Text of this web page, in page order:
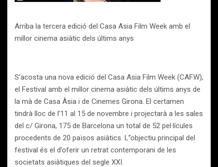
Arriba la tercera edició del Casa Asia Film Week amb el
millor cinema asiàtic dels últims anys
S’acosta una nova edició del Casa Asia Film Week (CAFW),
el Festival amb el millor cinema asiàtic dels últims anys de
la mà de Casa Àsia i de Cinemes Girona. El certamen
tindrà lloc de l’11 al 15 de novembre i projectarà a les sales
del c/ Girona, 175 de Barcelona un total de 52 pel·lícules
procedents de 20 països asiàtics. L’’objectiu principal del
festival és el d’oferir un retrat contemporani de les
societats asiàtiques del segle XXI.